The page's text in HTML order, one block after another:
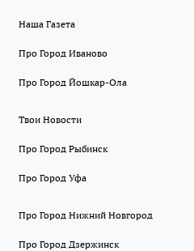
Наша Газета
Про Город Иваново
Про Город Йошкар-Ола
Твои Новости
Про Город Рыбинск
Про Город Уфа
Про Город Нижний Новгород
Про Город Дзержинск